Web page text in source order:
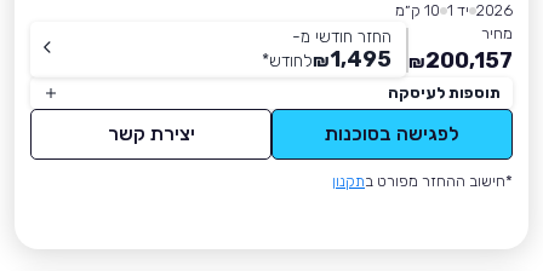
2026 יד 1
10 ק״מ
מחיר
200,157
₪
החזר חודשי מ-
1,495
₪לחודש*
תוספות לעיסקה
לפגישה בסוכנות יצירת קשר
*חישוב ההחזר מפורט בתקנון